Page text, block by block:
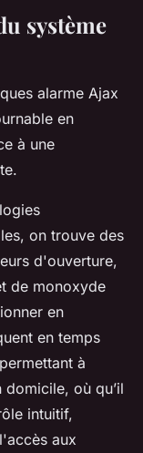
système
alarme Ajax
en
à une
on trouve des
d'ouverture,
de monoxyde
en
en temps
à
où qu’il
intuitif,
aux